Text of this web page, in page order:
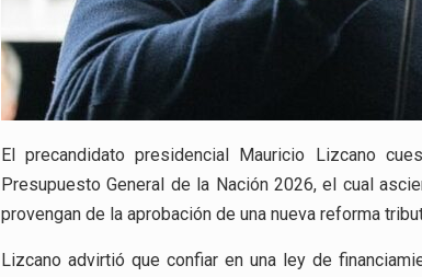
El precandidato presidencial Mauricio Lizcano
Presupuesto General de la Nación 2026, el cual
provengan de la aprobación de una nueva reforma
Lizcano advirtió que confiar en una ley de